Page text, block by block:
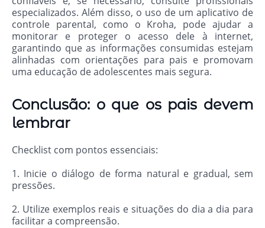
especializados. Além disso, o uso de um aplicativo de
controle parental, como o Kroha, pode ajudar a
monitorar e proteger o acesso dele à internet,
garantindo que as informações consumidas estejam
alinhadas com orientações para pais e promovam
uma educação de adolescentes mais segura.
Conclusão: o que os pais devem
lembrar
Checklist com pontos essenciais:
1. Inicie o diálogo de forma natural e gradual, sem
pressões.
2. Utilize exemplos reais e situações do dia a dia para
facilitar a compreensão.